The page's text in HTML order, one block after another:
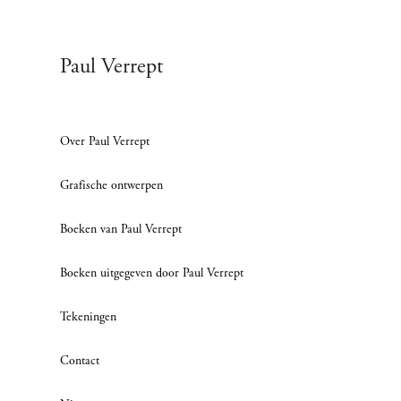
Paul Verrept
Over Paul Verrept
Grafische ontwerpen
Boeken van Paul Verrept
Boeken uitgegeven door Paul Verrept
Tekeningen
Contact